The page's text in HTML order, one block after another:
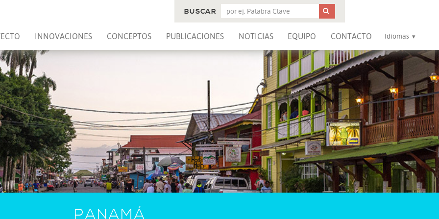
INNOVACIONES CONCEPTOS PUBLICACIONES NOTICIAS EQUIPO CONTACTO Idiomas
BUSCAR
PANAMÁ